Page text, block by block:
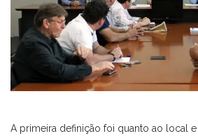
A primeira definição foi quanto ao local e